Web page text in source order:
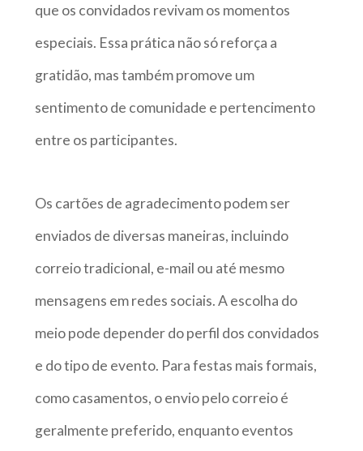
que os convidados revivam os momentos
especiais. Essa prática não só reforça a
gratidão, mas também promove um
sentimento de comunidade e pertencimento
entre os participantes.
Os cartões de agradecimento podem ser
enviados de diversas maneiras, incluindo
correio tradicional, e-mail ou até mesmo
mensagens em redes sociais. A escolha do
meio pode depender do perfil dos convidados
e do tipo de evento. Para festas mais formais,
como casamentos, o envio pelo correio é
geralmente preferido, enquanto eventos